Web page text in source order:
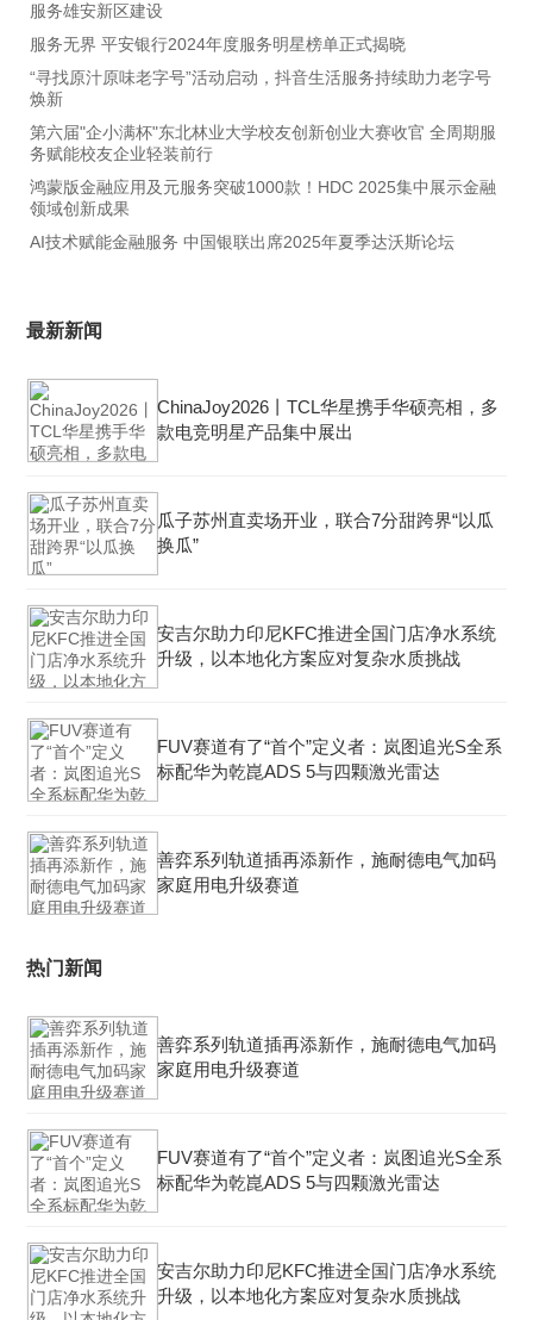
服务雄安新区建设
服务无界 平安银行2024年度服务明星榜单正式揭晓
“寻找原汁原味老字号”活动启动，抖音生活服务持续助力老字号
焕新
第六届"企小满杯"东北林业大学校友创新创业大赛收官 全周期服
务赋能校友企业轻装前行
鸿蒙版金融应用及元服务突破1000款！HDC 2025集中展示金融
领域创新成果
AI技术赋能金融服务 中国银联出席2025年夏季达沃斯论坛
最新新闻
ChinaJoy2026丨TCL华星携手华硕亮相，多
款电竞明星产品集中展出
瓜子苏州直卖场开业，联合7分甜跨界“以瓜
换瓜”
安吉尔助力印尼KFC推进全国门店净水系统
升级，以本地化方案应对复杂水质挑战
FUV赛道有了“首个”定义者：岚图追光S全系
标配华为乾崑ADS 5与四颗激光雷达
善弈系列轨道插再添新作，施耐德电气加码
家庭用电升级赛道
热门新闻
善弈系列轨道插再添新作，施耐德电气加码
家庭用电升级赛道
FUV赛道有了“首个”定义者：岚图追光S全系
标配华为乾崑ADS 5与四颗激光雷达
安吉尔助力印尼KFC推进全国门店净水系统
升级，以本地化方案应对复杂水质挑战